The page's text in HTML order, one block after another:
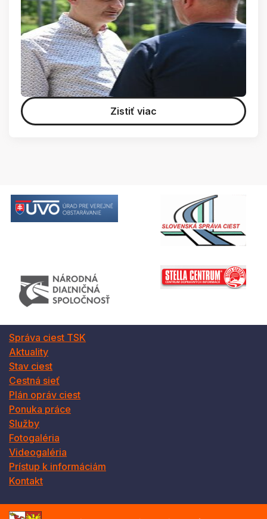
Zistiť viac
Správa ciest TSK
Aktuality
Stav ciest
Cestná sieť
Plán opráv ciest
Ponuka práce
Služby
Fotogaléria
Videogaléria
Prístup k informáciám
Kontakt